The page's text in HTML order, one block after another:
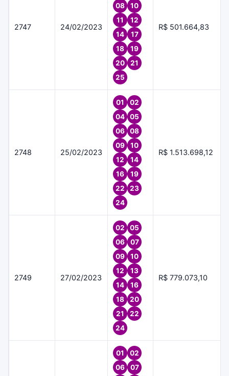
2747 24/02/2023
08
10
11
12
14
17
18
19
20
21
25
R$ 501.664,83
2748 25/02/2023
01
02
04
05
06
08
09
10
12
14
16
19
22
23
24
R$ 1.513.698,12
2749 27/02/2023
02
05
06
07
09
10
12
13
14
16
18
20
21
22
24
R$ 779.073,10
01
02
06
07